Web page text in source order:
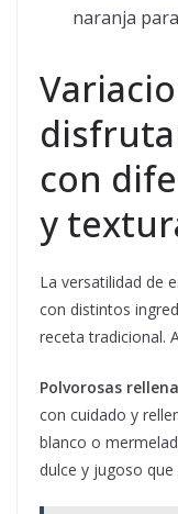
naranja
con
y
La versatilidad de
con distintos
receta tradicional.
Polvorosas
con cuidado y
blanco o
dulce y jugoso